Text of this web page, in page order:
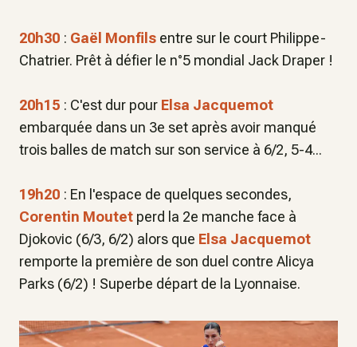
20h30 : Gaël Monfils entre sur le court Philippe-
Chatrier. Prêt à défier le n°5 mondial Jack Draper !
20h15 : C'est dur pour Elsa Jacquemot
embarquée dans un 3e set après avoir manqué
trois balles de match sur son service à 6/2, 5-4...
19h20 : En l'espace de quelques secondes,
Corentin Moutet perd la 2e manche face à
Djokovic (6/3, 6/2) alors que Elsa Jacquemot
remporte la première de son duel contre Alicya
Parks (6/2) ! Superbe départ de la Lyonnaise.